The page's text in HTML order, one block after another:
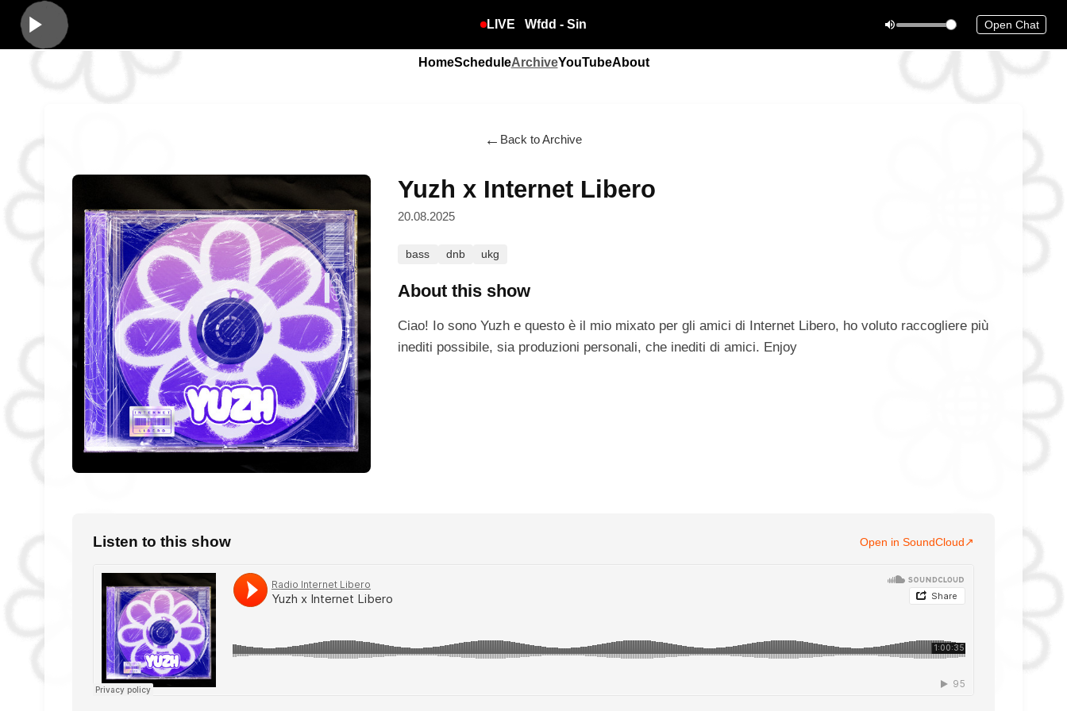
Open Chat
LIVE Wfdd - Sin
HomeScheduleArchiveYouTubeAbout
← Back to Archive
Yuzh x Internet Libero
20.08.2025
bass dnb ukg
About this show
Ciao! Io sono Yuzh e questo è il mio mixato per gli amici di Internet Libero, ho voluto raccogliere più
inediti possibile, sia produzioni personali, che inediti di amici. Enjoy
Listen to this show Open in SoundCloud ↗